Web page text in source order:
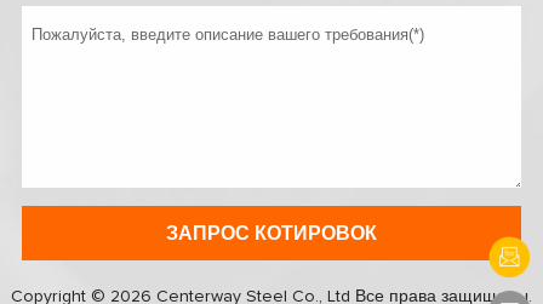
Copyright © 2026 Centerway Steel Co., Ltd Все права защищены.